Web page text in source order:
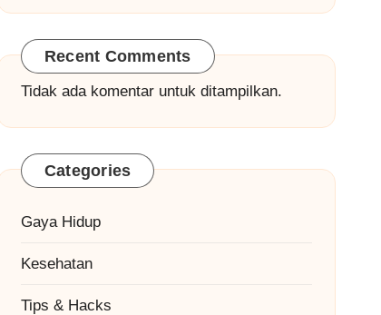
Recent Comments
Tidak ada komentar untuk ditampilkan.
Categories
Gaya Hidup
Kesehatan
Tips & Hacks